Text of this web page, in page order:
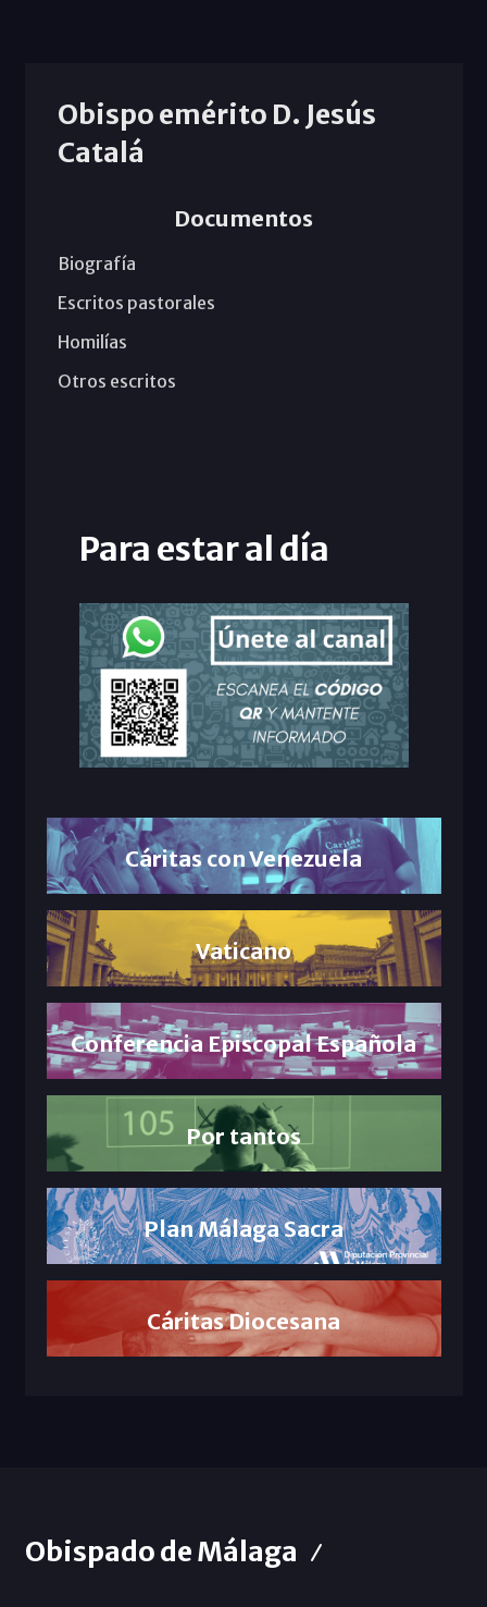
Obispo emérito D. Jesús
Catalá
Documentos
Biografía
Escritos pastorales
Homilías
Otros escritos
Para estar al día
Cáritas con Venezuela
Vaticano
Conferencia Episcopal Española
Por tantos
Plan Málaga Sacra
Cáritas Diocesana
Obispado de Málaga